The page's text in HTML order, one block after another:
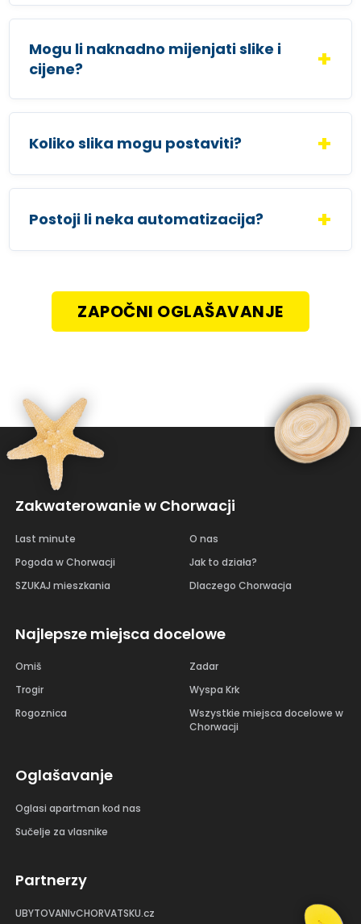
Mogu li naknadno mijenjati slike i
cijene?
Koliko slika mogu postaviti?
Postoji li neka automatizacija?
ZAPOČNI OGLAŠAVANJE
Zakwaterowanie w Chorwacji
Last minute
Pogoda w Chorwacji
SZUKAJ mieszkania
O nas
Jak to działa?
Dlaczego Chorwacja
Najlepsze miejsca docelowe
Omiš
Trogir
Rogoznica
Zadar
Wyspa Krk
Wszystkie miejsca docelowe w
Chorwacji
Oglašavanje
Oglasi apartman kod nas
Sučelje za vlasnike
Partnerzy
UBYTOVANIvCHORVATSKU.cz